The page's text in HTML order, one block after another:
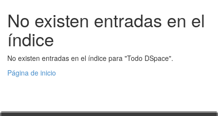
No existen entradas en el
índice
No existen entradas en el índice para "Todo DSpace".
Página de inicio